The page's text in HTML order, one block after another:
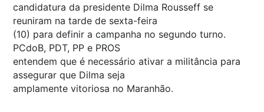
candidatura da presidente Dilma Rousseff se
reuniram na tarde de sexta-feira
(10) para definir a campanha no segundo turno.
PCdoB, PDT, PP e PROS
entendem que é necessário ativar a militância para
assegurar que Dilma seja
amplamente vitoriosa no Maranhão.